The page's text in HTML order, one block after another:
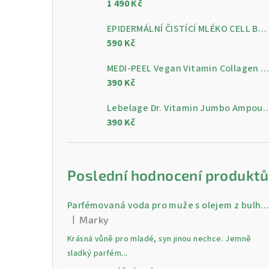
1 490 Kč
EPIDERMÁLNÍ ČISTÍCÍ MLÉKO CELL BY CELL Epidermal Cleansing Milk 200 ml
590 Kč
MEDI-PEEL Vegan Vitamin Collagen Clear, 300 ml
390 Kč
Lebelage Dr. Vitamin
390 Kč
Poslední hodnocení produktů
Parfémovaná voda pro muže s olejem z bulharské růži Gold 30 ml
Hodnocení produktu je 5 z 5 hvězdiček.
Marky
Krásná vůně pro mladé, syn jinou nechce. Jemně
sladký parfém...